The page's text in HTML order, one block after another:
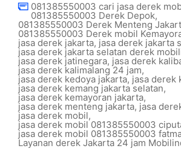
081385550003 cari jasa derek
081385550003 Derek Depok,
081385550003 Derek Menteng
081385550003 Derek mobil
jasa derek jakarta, jasa derek jakarta
jasa derek jakarta selatan derek
jasa derek jatinegara, jasa derek
jasa derek kalimalang 24 jam,
jasa derek kedoya jakarta, jasa derek
jasa derek kemang jakarta selatan,
jasa derek kemayoran jakarta,
jasa derek menteng jakarta, jasa
jasa derek mobil,
jasa derek mobil 081385550003
jasa derek mobil 081385550003
Layanan derek Jakarta 24 jam